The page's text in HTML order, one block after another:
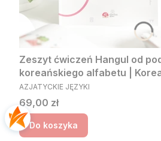
Zeszyt ćwiczeń Hangul od
koreańskiego alfabetu |
początkujących
PRODUCENT
AZJATYCKIE JĘZYKI
Cena
69,00 zł
Do koszyka